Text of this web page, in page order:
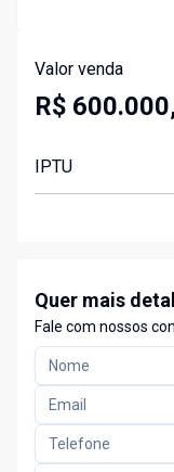
Valor venda
R$
IPTU
Quer mais
Fale com nossos